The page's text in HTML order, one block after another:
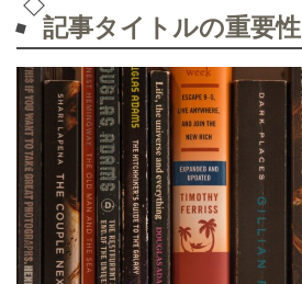
記事タイトルの重要性